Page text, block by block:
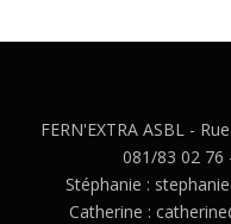
FERN'EXTRA ASBL -
081/83 02 76
Stéphanie :
Catherine :